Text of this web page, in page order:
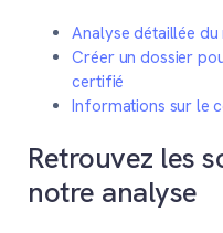
Analyse détaillée
Créer un dossier
certifié
Informations sur le
Retrouvez les
notre analyse